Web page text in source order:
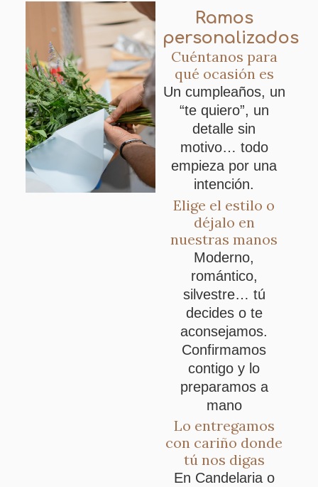
Ramos
personalizados
Cuéntanos para
qué ocasión es
Un cumpleaños, un
“te quiero”, un
detalle sin
motivo… todo
empieza por una
intención.
Elige el estilo o
déjalo en
nuestras manos
Moderno,
romántico,
silvestre… tú
decides o te
aconsejamos.
Confirmamos
contigo y lo
preparamos a
mano
Lo entregamos
con cariño donde
tú nos digas
En Candelaria o